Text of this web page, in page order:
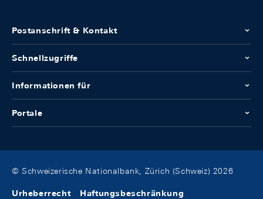
Postanschrift & Kontakt
Schnellzugriffe
Informationen für
Portale
© Schweizerische Nationalbank, Zürich (Schweiz) 2026
Urheberrecht Haftungsbeschränkung